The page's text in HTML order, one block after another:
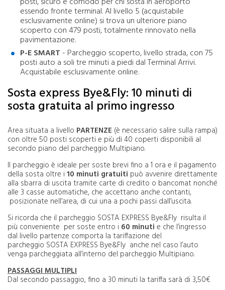
essendo fronte terminal. Al livello 5 (acquistabile
esclusivamente online) si trova un ulteriore piano
scoperto con 479 posti, totalmente rinnovato nella
pavimentazione.
P-E SMART - Parcheggio scoperto, livello strada, con 75
posti auto a soli tre minuti a piedi dal Terminal Arrivi.
Acquistabile esclusivamente online.
Sosta express Bye&Fly: 10 minuti di
sosta gratuita al primo ingresso
Area situata a livello PARTENZE (è necessario salire sulla rampa)
con oltre 50 posti scoperti e più di 40 coperti disponibili al
secondo piano del parcheggio Multipiano.
Il parcheggio è ideale per soste brevi fino a 1 ora e il pagamento
della sosta oltre i10 minuti gratuiti può avvenire direttamente
alla sbarra di uscita tramite carte di credito o bancomat nonché
alle 3 casse automatiche, che accettano anche contanti,
posizionate nell’area, di cui una a pochi passi dall’uscita.
Si ricorda che il parcheggio SOSTA EXPRESS Bye&Fly risulta il
più conveniente per soste entro i 60 minuti e che l’ingresso
dal livello partenze comporta la tariffazione del
parcheggio SOSTA EXPRESS Bye&Fly anche nel caso l’auto
venga parcheggiata all’interno del parcheggio Multipiano.
PASSAGGI MULTIPLI
Dal secondo passaggio, fino a 30 minuti la tariffa sarà di 3,50€